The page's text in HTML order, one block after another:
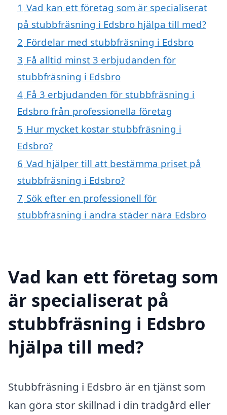
1 Vad kan ett företag som är specialiserat
på stubbfräsning i Edsbro hjälpa till med?
2 Fördelar med stubbfräsning i Edsbro
3 Få alltid minst 3 erbjudanden för
stubbfräsning i Edsbro
4 Få 3 erbjudanden för stubbfräsning i
Edsbro från professionella företag
5 Hur mycket kostar stubbfräsning i
Edsbro?
6 Vad hjälper till att bestämma priset på
stubbfräsning i Edsbro?
7 Sök efter en professionell för
stubbfräsning i andra städer nära Edsbro
Vad kan ett företag som
är specialiserat på
stubbfräsning i Edsbro
hjälpa till med?
Stubbfräsning i Edsbro är en tjänst som
kan göra stor skillnad i din trädgård eller